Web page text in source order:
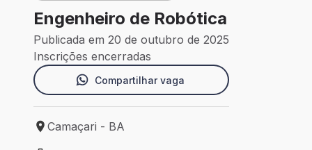
Engenheiro de Robótica
Publicada em 20 de outubro de 2025
Inscrições encerradas
Compartilhar vaga
Local de trabalho: Camaçari - BA
Camaçari - BA